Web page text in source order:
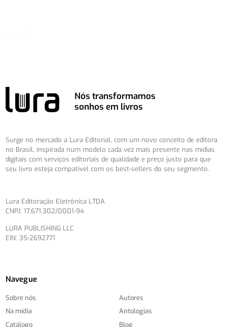
Nós transformamos
sonhos em livros
Surge no mercado a Lura Editorial, com um novo conceito de editora
no Brasil, inspirada num modelo cada vez mais presente nas mídias
digitais com serviços editoriais de qualidade e preço justo para que
seu livro esteja compatível com os best-sellers do seu segmento.
Lura Editoração Eletrônica LTDA
CNPJ: 17.671.302/0001-94
LURA PUBLISHING LLC
EIN: 35-2692771
Navegue
Sobre nós
Na mídia
Catálogo
Autores
Antologias
Blog